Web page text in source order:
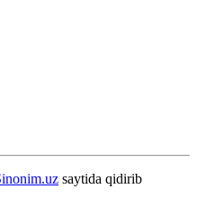
saytida qidirib